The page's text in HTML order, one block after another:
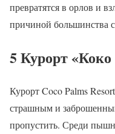
превратятся в орлов и
причиной большинства
5 Курорт
Курорт Coco Palms
страшным и
пропустить. Среди